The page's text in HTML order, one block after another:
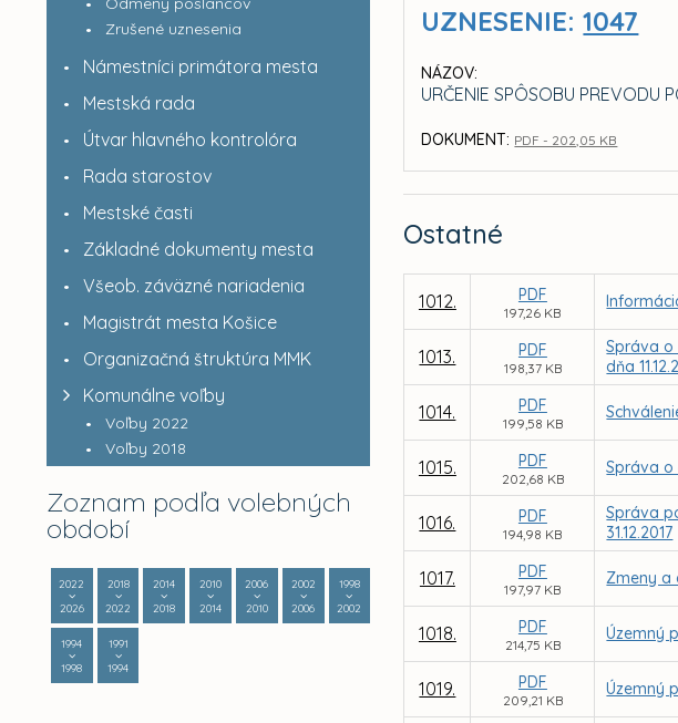
Zrušené uznesenia
Námestníci primátora mesta
Mestská rada
Útvar hlavného kontrolóra
Rada starostov
Mestské časti
Základné dokumenty mesta
Všeob. záväzné nariadenia
Magistrát mesta Košice
Organizačná štruktúra MMK
Komunálne voľby
Voľby 2022
Voľby 2018
Zoznam podľa volebných
období
2022
2026
2018
2022
2014
2018
2010
2014
2006
2010
2002
2006
1998
2002
1994
1998
1991
1994
UZNESENIE:1047
NÁZOV:
URČENIE SPÔSOBU PREVODU
DOKUMENT: PDF - 202,05 KB
Ostatné
1012. PDF
197,26 KB
1013. PDF
198,37 KB
Správa o
dňa
1014. PDF
199,58 KB
1015. PDF
202,68 KB
Správa o
1016. PDF
194,98 KB
Správa
31.12.2017
1017. PDF
197,97 KB
Zmeny a
1018. PDF
214,75 KB
Územný
1019. PDF
209,21 KB
Územný